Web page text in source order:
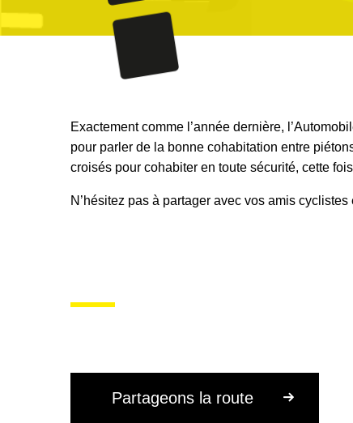
Exactement comme l’année dernière,
pour parler de la bonne cohabitation entre
croisés pour cohabiter en toute sécurité, cette
N’hésitez pas à partager avec vos amis
Partageons la route